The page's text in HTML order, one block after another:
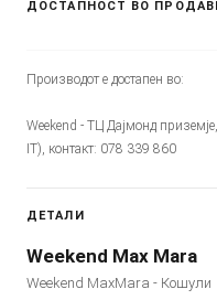
ДОСТАПНОСТ ВО
Производот е достапен во:
Weekend - ТЦ Дајмонд
IT), контакт: 078 339 860
ДЕТАЛИ
Weekend Max Mara
Weekend MaxMara - Кошули